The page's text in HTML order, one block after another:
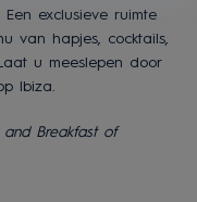
exclusieve ruimte
van hapjes, cocktails,
u meeslepen door
Ibiza.
Breakfast of